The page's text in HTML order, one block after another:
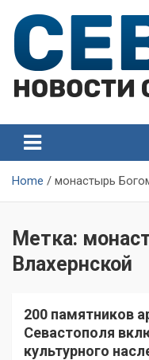
content
Севастополя
Севастополя
Home монастырь
Метка:
Влахернской
200 памятников
Севастополя
культурного